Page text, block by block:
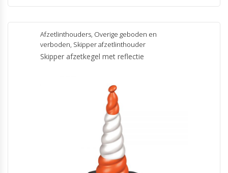
Afzetlinthouders, Overige geboden en
verboden, Skipper afzetlinthouder
Skipper afzetkegel met reflectie